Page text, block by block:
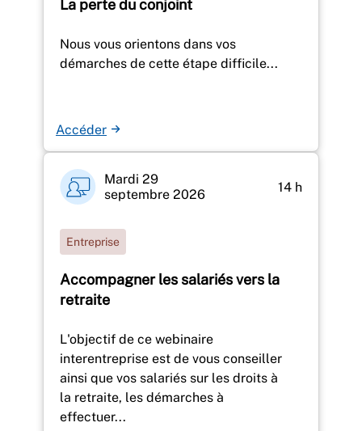
La perte du conjoint
Nous vous orientons dans vos
démarches de cette étape difficile...
Accéder
Accompagner les salariés vers la
retraite
Mardi 29
septembre 2026
14 h
Entreprise
L'objectif de ce webinaire
interentreprise est de vous conseiller
ainsi que vos salariés sur les droits à
la retraite, les démarches à
effectuer...